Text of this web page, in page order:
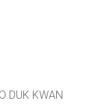
DUK KWAN